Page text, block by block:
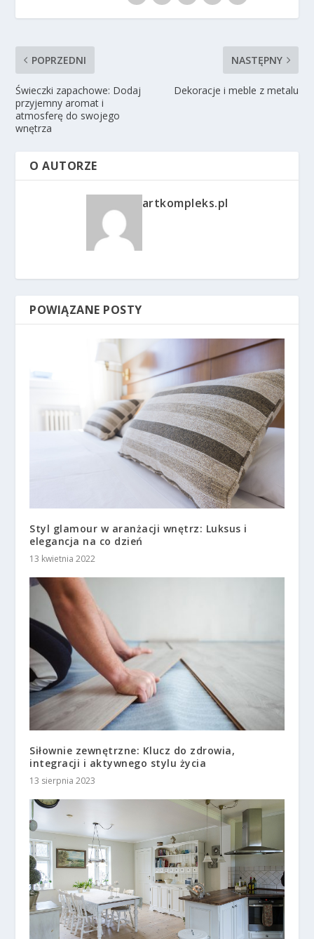
POPRZEDNI
Świeczki zapachowe: Dodaj
przyjemny aromat i
atmosferę do swojego
wnętrza
NASTĘPNY
Dekoracje i meble z metalu
O AUTORZE
artkompleks.pl
POWIĄZANE POSTY
Styl glamour w aranżacji wnętrz: Luksus i
elegancja na co dzień
13 kwietnia 2022
Siłownie zewnętrzne: Klucz do zdrowia,
integracji i aktywnego stylu życia
13 sierpnia 2023